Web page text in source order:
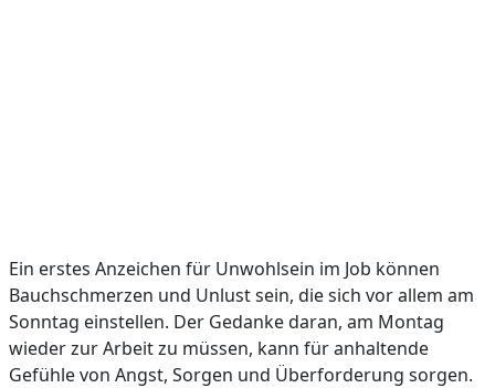
Ein erstes Anzeichen für Unwohlsein im Job können
Bauchschmerzen und Unlust sein, die sich vor allem am
Sonntag einstellen. Der Gedanke daran, am Montag
wieder zur Arbeit zu müssen, kann für anhaltende
Gefühle von Angst, Sorgen und Überforderung sorgen.